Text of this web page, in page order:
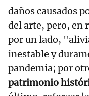
daños causados
del arte, pero, en
por un lado,
inestable y
pandemia; por
patrimonio